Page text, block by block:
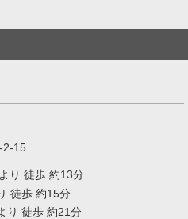
2-15
り 徒歩 約13分
徒歩 約15分
り 徒歩 約21分